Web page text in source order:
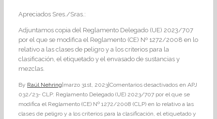
Apreciados Sres./Sras.:
Adjuntamos copia del Reglamento Delegado (UE) 2023/707
por el que se modifica el Reglamento (CE) Nº 1272/2008 en lo
relativo a las clases de peligro y a los criterios para la
clasificación, el etiquetado y el envasado de sustancias y
mezclas.
By Raúl Nehring marzo 31st, 2023 Comentarios desactivados en APJ
032/23- CLP: Reglamento Delegado (UE) 2023/707 por el que se
modifica el Reglamento (CE) Nº 1272/2008 (CLP) en lo relativo a las
clases de peligro y a los criterios para la clasificación, el etiquetado y